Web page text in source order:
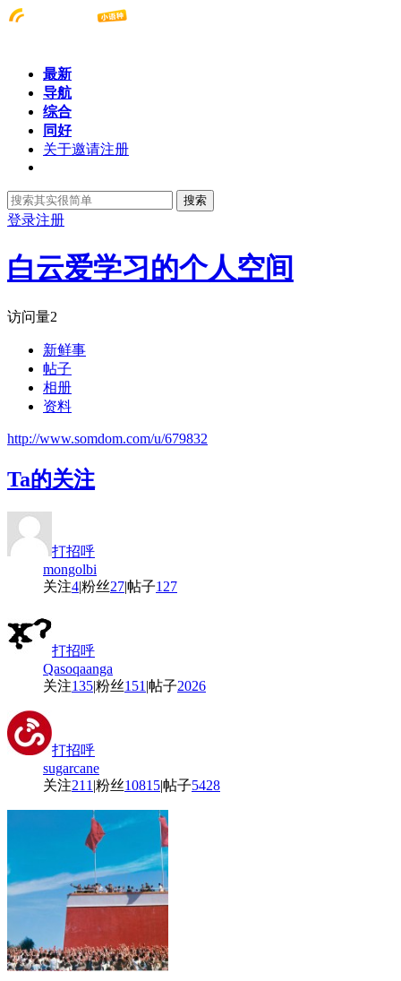
最新
导航
综合
同好
关于邀请注册
搜索
登录注册
白云爱学习的个人空间
访问量2
新鲜事
帖子
相册
资料
http://www.somdom.com/u/679832
Ta的关注
打招呼
mongolbi
关注4|粉丝27|帖子127
打招呼
Qasoqaanga
关注135|粉丝151 |帖子2026
打招呼
sugarcane
关注211 |粉丝10815|帖子5428